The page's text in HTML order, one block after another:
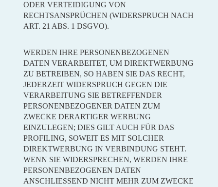
ODER VERTEIDIGUNG VON
RECHTSANSPRÜCHEN (WIDERSPRUCH NACH
ART. 21 ABS. 1 DSGVO).
WERDEN IHRE PERSONENBEZOGENEN
DATEN VERARBEITET, UM DIREKTWERBUNG
ZU BETREIBEN, SO HABEN SIE DAS RECHT,
JEDERZEIT WIDERSPRUCH GEGEN DIE
VERARBEITUNG SIE BETREFFENDER
PERSONENBEZOGENER DATEN ZUM
ZWECKE DERARTIGER WERBUNG
EINZULEGEN; DIES GILT AUCH FÜR DAS
PROFILING, SOWEIT ES MIT SOLCHER
DIREKTWERBUNG IN VERBINDUNG STEHT.
WENN SIE WIDERSPRECHEN, WERDEN IHRE
PERSONENBEZOGENEN DATEN
ANSCHLIESSEND NICHT MEHR ZUM ZWECKE